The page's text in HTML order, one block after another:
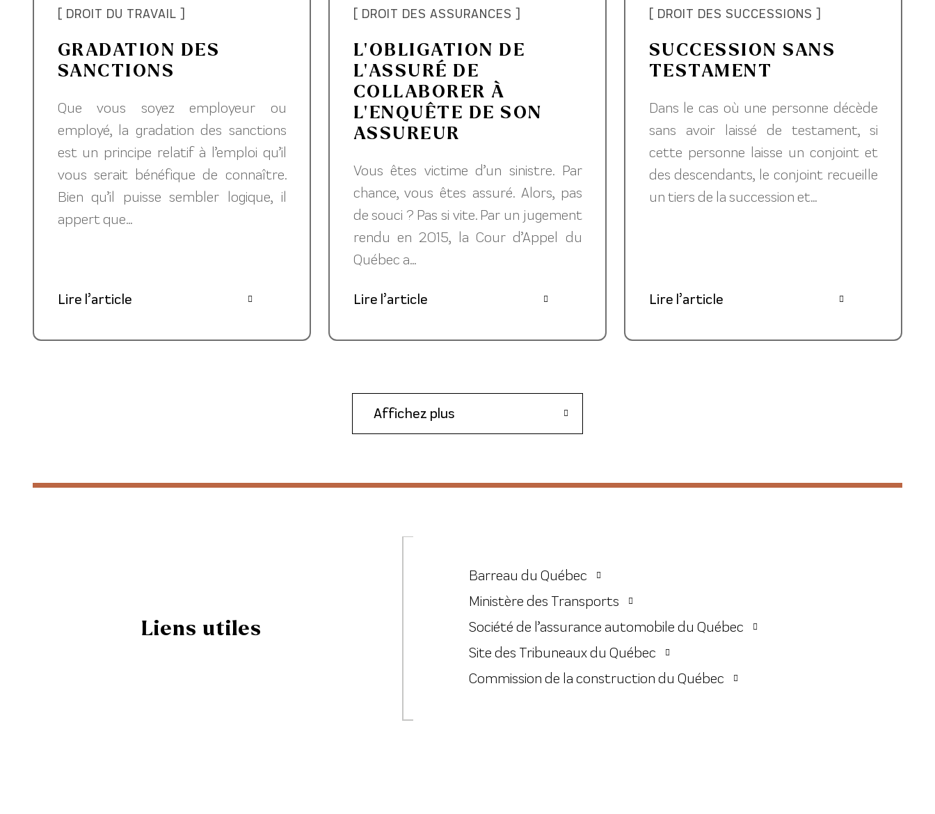
[ DROIT DU TRAVAIL ]
GRADATION DES
SANCTIONS
Que vous soyez employeur ou
employé, la gradation des sanctions
est un principe relatif à l’emploi qu’il
vous serait bénéfique de connaître.
Bien qu’il puisse sembler logique, il
appert que...
Lire l’article
[ DROIT DES ASSURANCES ]
L’OBLIGATION DE
L’ASSURÉ DE
COLLABORER À
L’ENQUÊTE DE SON
ASSUREUR
Vous êtes victime d’un sinistre. Par
chance, vous êtes assuré. Alors, pas
de souci ? Pas si vite. Par un jugement
rendu en 2015, la Cour d’Appel du
Québec a...
Lire l’article
[ DROIT DES SUCCESSIONS ]
SUCCESSION SANS
TESTAMENT
Dans le cas où une personne décède
sans avoir laissé de testament, si
cette personne laisse un conjoint et
des descendants, le conjoint recueille
un tiers de la succession et...
Lire l’article
Affichez plus
Liens utiles
Barreau du Québec
Ministère des Transports
Société de l’assurance automobile du Québec
Site des Tribuneaux du Québec
Commission de la construction du Québec